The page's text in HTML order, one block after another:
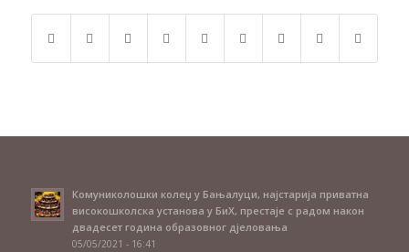
Комуниколошки колеџ у Бањалуци, најстарија приватна
високошколска установа у БиХ, престаје с радом након
двадесет година образовног дјеловања
05/05/2021 - 16:41